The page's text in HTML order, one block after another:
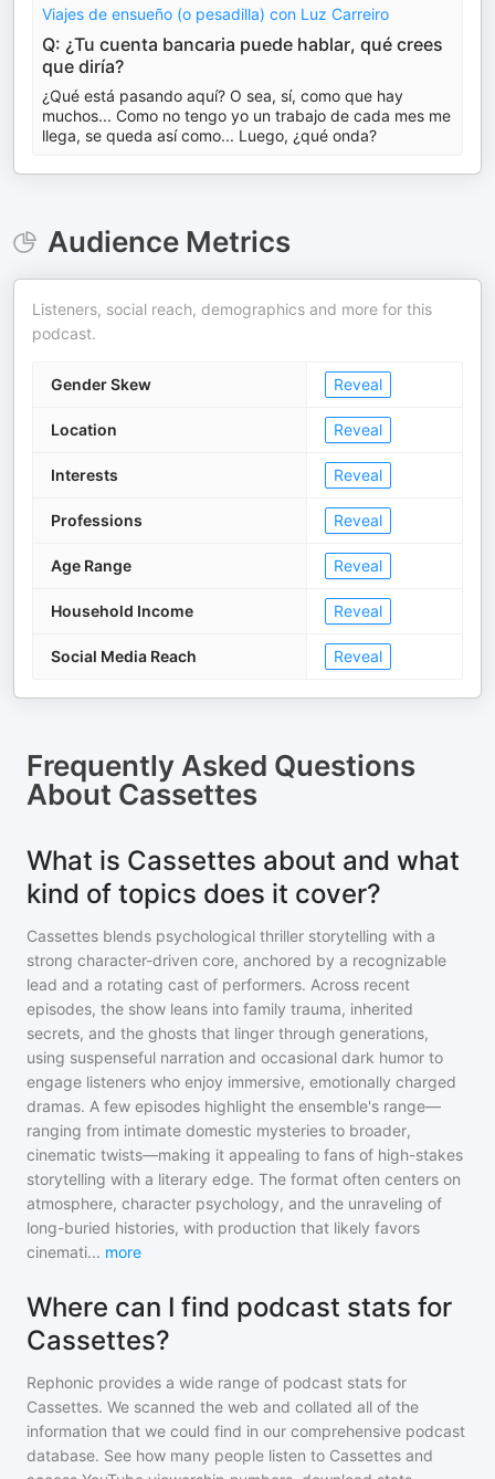
Viajes de ensueño (o pesadilla) con Luz Carreiro
Q: ¿Tu cuenta bancaria puede hablar, qué crees
que diría?
¿Qué está pasando aquí? O sea, sí, como que hay
muchos... Como no tengo yo un trabajo de cada mes me
llega, se queda así como... Luego, ¿qué onda?
Audience Metrics
Listeners, social reach, demographics and more for this
podcast.
Gender Skew Reveal
Location Reveal
Interests Reveal
Professions Reveal
Age Range Reveal
Household Income Reveal
Social Media Reach Reveal
Frequently Asked Questions
About Cassettes
What is Cassettes about and what
kind of topics does it cover?
Cassettes blends psychological thriller storytelling with a
strong character-driven core, anchored by a recognizable
lead and a rotating cast of performers. Across recent
episodes, the show leans into family trauma, inherited
secrets, and the ghosts that linger through generations,
using suspenseful narration and occasional dark humor to
engage listeners who enjoy immersive, emotionally charged
dramas. A few episodes highlight the ensemble's range—
ranging from intimate domestic mysteries to broader,
cinematic twists—making it appealing to fans of high-stakes
storytelling with a literary edge. The format often centers on
atmosphere, character psychology, and the unraveling of
long-buried histories, with production that likely favors
cinemati... more
Where can I find podcast stats for
Cassettes?
Rephonic provides a wide range of podcast stats for
Cassettes. We scanned the web and collated all of the
information that we could find in our comprehensive podcast
database. See how many people listen to Cassettes and